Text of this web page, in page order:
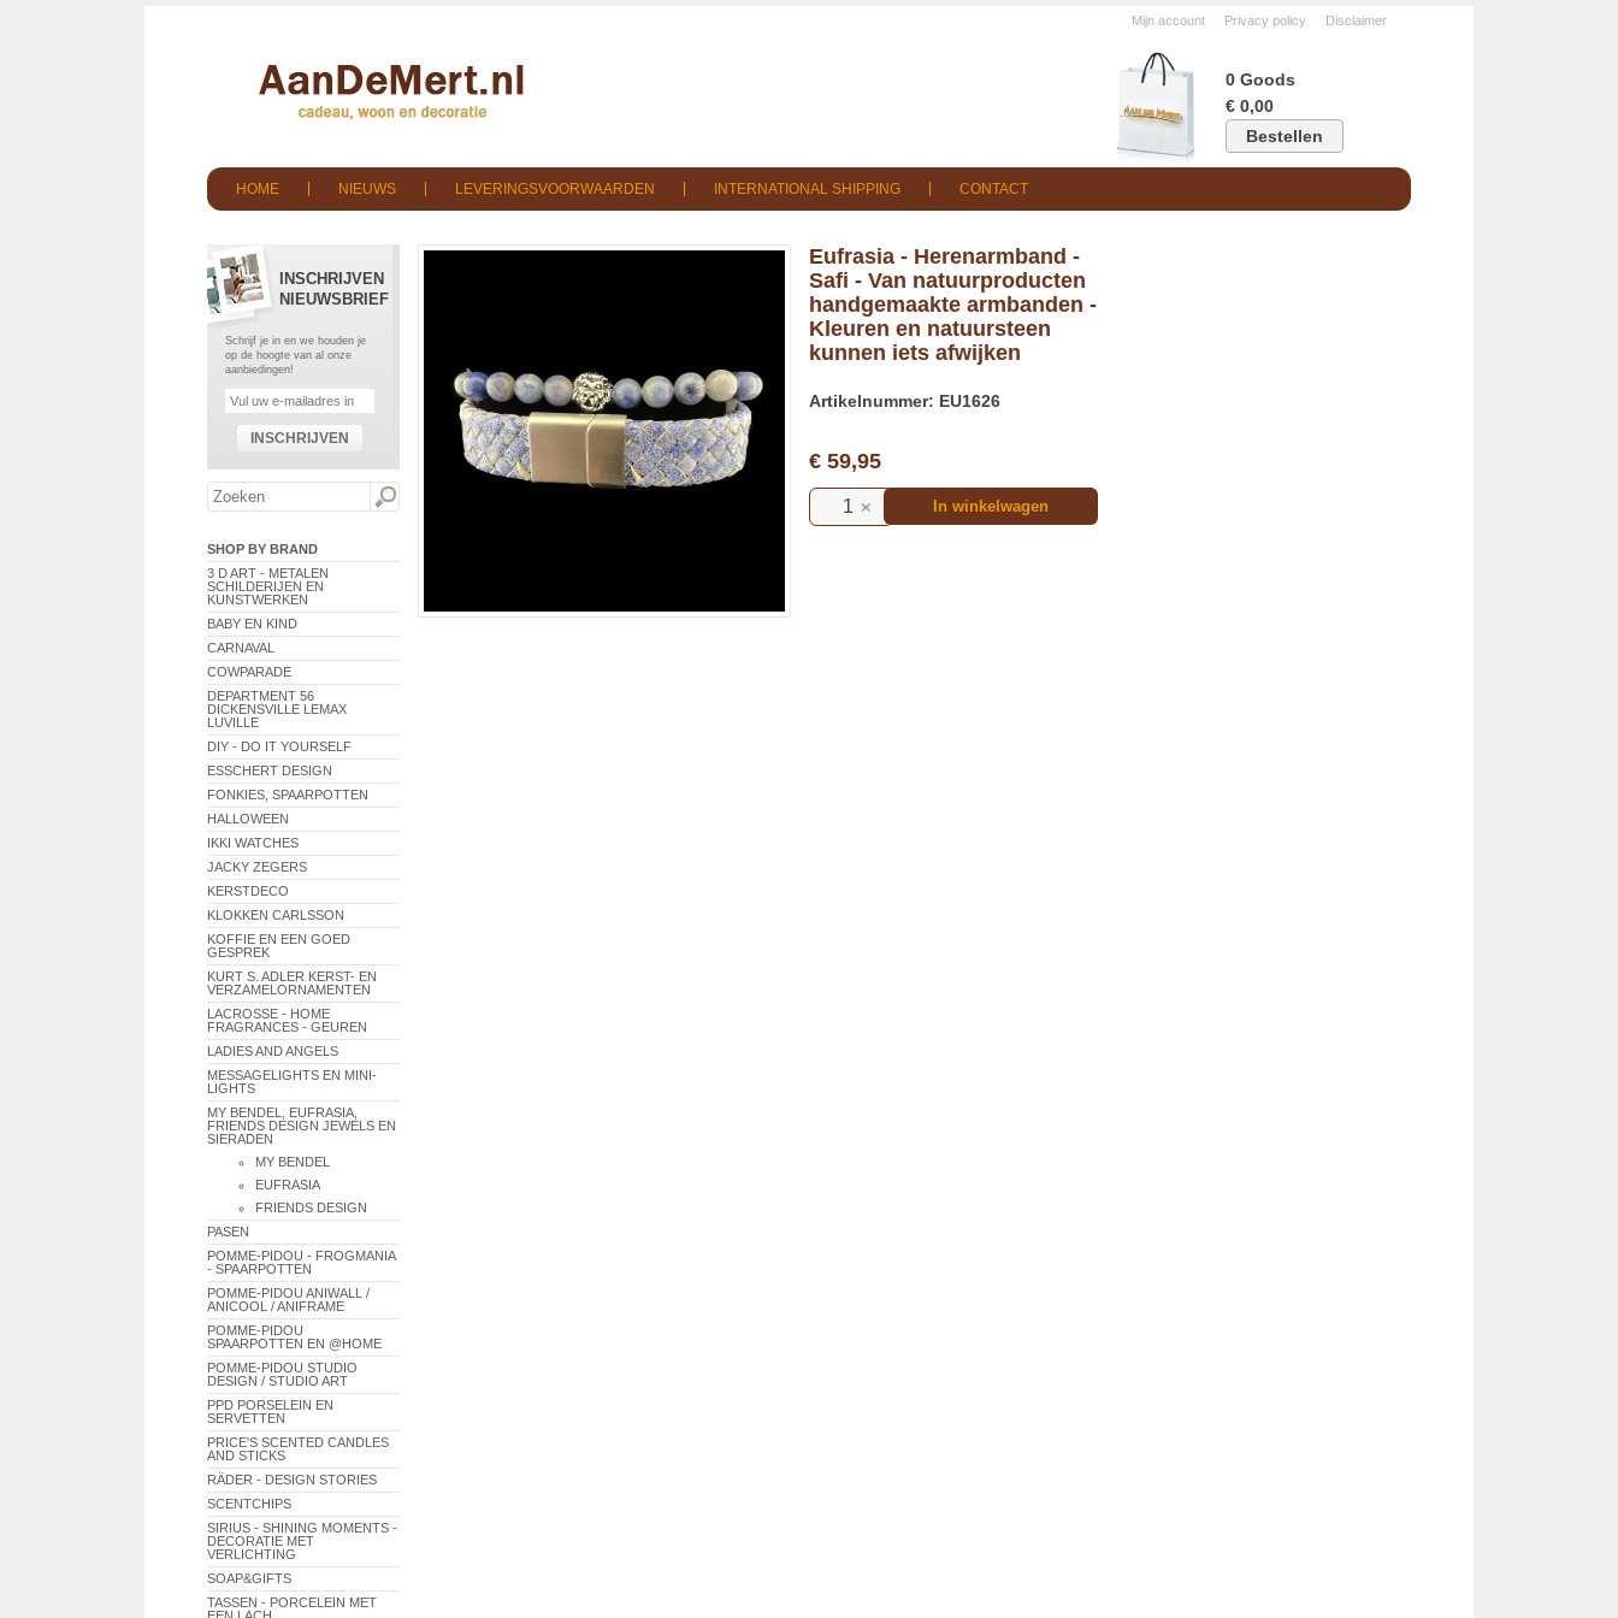
Mijn account Privacy policy Disclaimer
0 Goods
€ 0,00
Bestellen
HOME NIEUWS LEVERINGSVOORWAARDEN INTERNATIONAL SHIPPING CONTACT
INSCHRIJVEN
NIEUWSBRIEF
Schrijf je in en we houden je
op de hoogte van al onze
aanbiedingen!
INSCHRIJVEN
SHOP BY BRAND
3 D ART - METALEN
SCHILDERIJEN EN
KUNSTWERKEN
BABY EN KIND
CARNAVAL
COWPARADE
DEPARTMENT 56
DICKENSVILLE LEMAX
LUVILLE
DIY - DO IT YOURSELF
ESSCHERT DESIGN
FONKIES, SPAARPOTTEN
HALLOWEEN
IKKI WATCHES
JACKY ZEGERS
KERSTDECO
KLOKKEN CARLSSON
KOFFIE EN EEN GOED
GESPREK
KURT S. ADLER KERST- EN
VERZAMELORNAMENTEN
LACROSSE - HOME
FRAGRANCES - GEUREN
LADIES AND ANGELS
MESSAGELIGHTS EN MINI-
LIGHTS
MY BENDEL, EUFRASIA,
FRIENDS DESIGN JEWELS EN
SIERADEN
MY BENDEL
EUFRASIA
FRIENDS DESIGN
PASEN
POMME-PIDOU - FROGMANIA
- SPAARPOTTEN
POMME-PIDOU ANIWALL /
ANICOOL / ANIFRAME
POMME-PIDOU
SPAARPOTTEN EN @HOME
POMME-PIDOU STUDIO
DESIGN / STUDIO ART
PPD PORSELEIN EN
SERVETTEN
PRICE'S SCENTED CANDLES
AND STICKS
RÄDER - DESIGN STORIES
SCENTCHIPS
SIRIUS - SHINING MOMENTS -
DECORATIE MET
VERLICHTING
SOAP&GIFTS
TASSEN - PORCELEIN MET
Eufrasia - Herenarmband -
Safi - Van natuurproducten
handgemaakte armbanden -
Kleuren en natuursteen
kunnen iets afwijken
Artikelnummer: EU1626
€ 59,95
In winkelwagen